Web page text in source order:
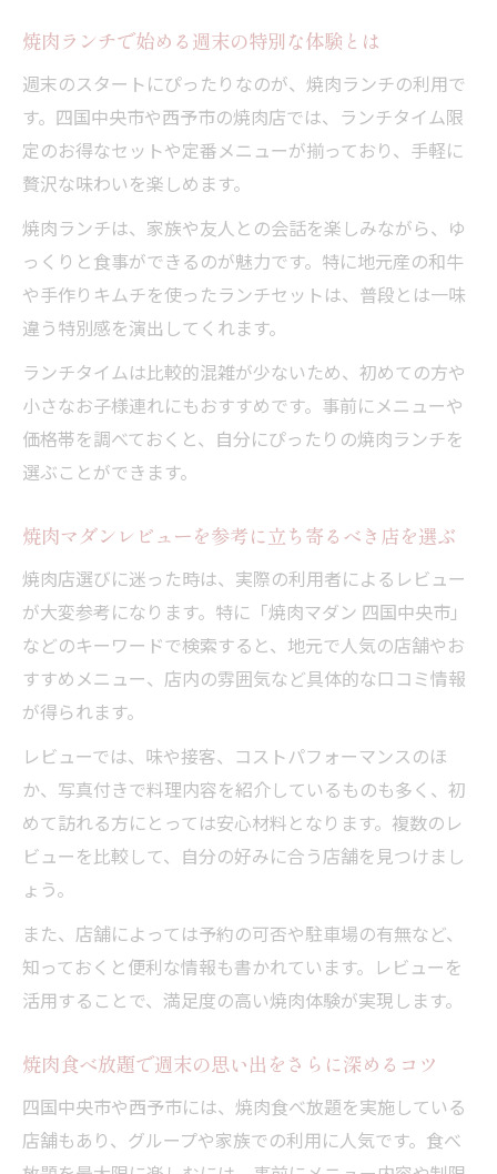
焼肉ランチで始める週末の特別な体験とは
週末のスタートにぴったりなのが、焼肉ランチの利用で
す。四国中央市や西予市の焼肉店では、ランチタイム限
定のお得なセットや定番メニューが揃っており、手軽に
贅沢な味わいを楽しめます。
焼肉ランチは、家族や友人との会話を楽しみながら、ゆ
っくりと食事ができるのが魅力です。特に地元産の和牛
や手作りキムチを使ったランチセットは、普段とは一味
違う特別感を演出してくれます。
ランチタイムは比較的混雑が少ないため、初めての方や
小さなお子様連れにもおすすめです。事前にメニューや
価格帯を調べておくと、自分にぴったりの焼肉ランチを
選ぶことができます。
焼肉マダンレビューを参考に立ち寄るべき店を選ぶ
焼肉店選びに迷った時は、実際の利用者によるレビュー
が大変参考になります。特に「焼肉マダン 四国中央市」
などのキーワードで検索すると、地元で人気の店舗やお
すすめメニュー、店内の雰囲気など具体的な口コミ情報
が得られます。
レビューでは、味や接客、コストパフォーマンスのほ
か、写真付きで料理内容を紹介しているものも多く、初
めて訪れる方にとっては安心材料となります。複数のレ
ビューを比較して、自分の好みに合う店舗を見つけまし
ょう。
また、店舗によっては予約の可否や駐車場の有無など、
知っておくと便利な情報も書かれています。レビューを
活用することで、満足度の高い焼肉体験が実現します。
焼肉食べ放題で週末の思い出をさらに深めるコツ
四国中央市や西予市には、焼肉食べ放題を実施している
店舗もあり、グループや家族での利用に人気です。食べ